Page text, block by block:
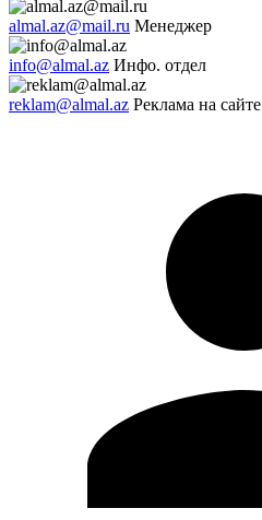
almal.az@mail.ru Менеджер
info@almal.az Инфо. отдел
reklam@almal.az Реклама на сайте